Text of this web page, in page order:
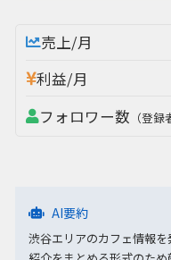
売上/月
利益/月
フォロワー数 （登録
AI要約
渋谷エリアのカフェ情報